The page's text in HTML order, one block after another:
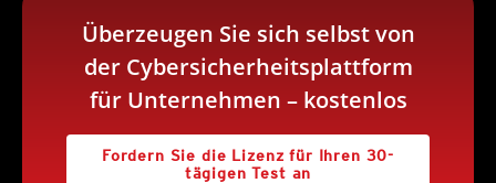
Überzeugen Sie sich selbst von
der Cybersicherheitsplattform
für Unternehmen – kostenlos
Fordern Sie die Lizenz für Ihren 30-
tägigen Test an